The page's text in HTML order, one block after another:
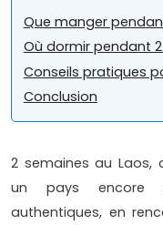
Que manger
Où dormir pendant
Conseils pratiques
Conclusion
2 semaines au Laos,
un pays encore
authentiques, en